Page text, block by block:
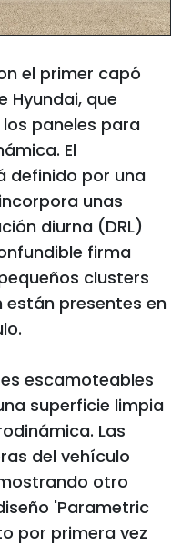
el primer capó
Hyundai, que
paneles para
El
definido por una
unas
diurna (DRL)
firma
clusters
presentes en
escamoteables
superficie limpia
Las
del vehículo
otro
'Parametric
por primera vez